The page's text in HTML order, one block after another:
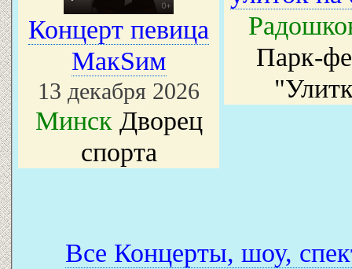
Концерт певица
МакSим
13 декабря 2026
МинскДворец
спорта
Парк-
Все Концерты, шоу,